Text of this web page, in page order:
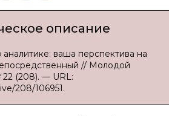
описание
ваша перспектива на
// Молодой
(208). — URL:
208/106951.